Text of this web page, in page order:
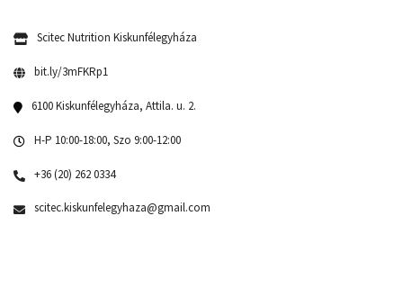
Scitec Nutrition Kiskunfélegyháza
bit.ly/3mFKRp1
6100 Kiskunfélegyháza, Attila. u. 2.
H-P 10:00-18:00, Szo 9:00-12:00
+36 (20) 262 0334
scitec.kiskunfelegyhaza@gmail.com